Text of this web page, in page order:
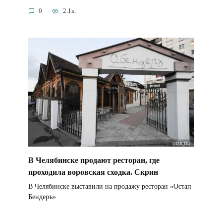
0 2.1к.
В Челябинске продают ресторан, где
проходила воровская сходка. Скрин
В Челябинске выставили на продажу ресторан «Остап
Бендеръ»